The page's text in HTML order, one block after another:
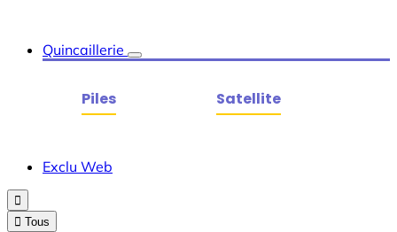
Quincaillerie
Piles Satellite
Exclu Web

 Tous